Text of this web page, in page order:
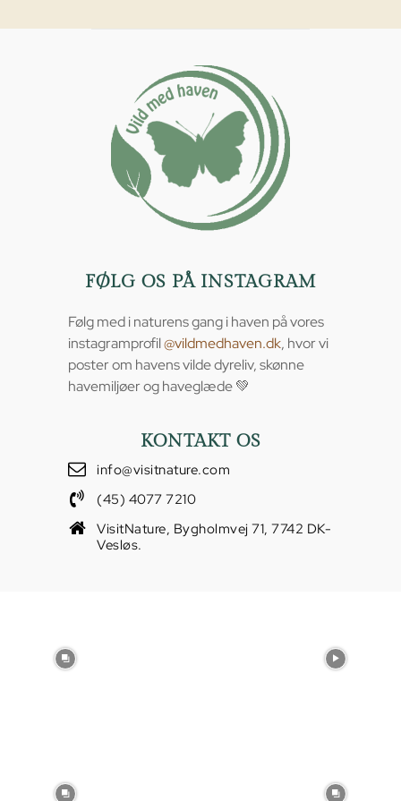
FØLG OS PÅ INSTAGRAM
Følg med i naturens gang i haven på vores
instagramprofil@vildmedhaven.dk, hvor vi
poster om havens vilde dyreliv, skønne
havemiljøer og haveglæde 💚
KONTAKT OS
info@visitnature.com
(45) 4077 7210
VisitNature, Bygholmvej 71, 7742 DK-
Vesløs.